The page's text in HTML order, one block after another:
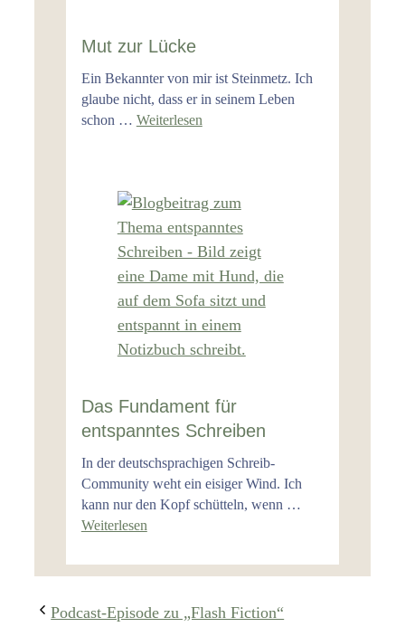
Mut zur Lücke
Ein Bekannter von mir ist Steinmetz. Ich
glaube nicht, dass er in seinem Leben
schon … Weiterlesen
Das Fundament für
entspanntes Schreiben
In der deutschsprachigen Schreib-
Community weht ein eisiger Wind. Ich
kann nur den Kopf schütteln, wenn …
Weiterlesen
Podcast-Episode zu „Flash Fiction“